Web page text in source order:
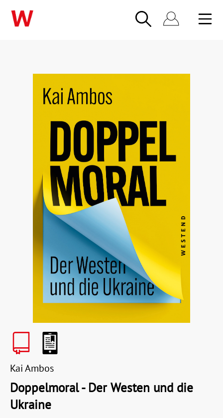
Kai Ambos
Doppelmoral - Der Westen und die
Ukraine